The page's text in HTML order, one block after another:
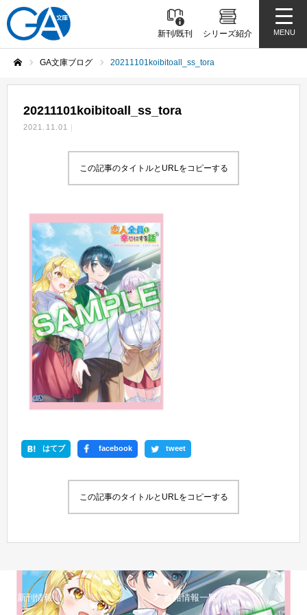
新刊/既刊 シリーズ紹介 MENU
GA文庫ブログ 20211101koibitoall_ss_tora
20211101koibitoall_ss_tora
2021.11.01
この記事のタイトルとURLをコピーする
はてブ facebook tweet
この記事のタイトルとURLをコピーする
新刊情報 書籍情報一覧